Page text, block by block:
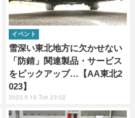
雪深い東北地方に欠かせない
「防錆」関連製品・サービス
をピックアップ…【AA東北2
023】
イベント
2023.9.19 Tue 23:02